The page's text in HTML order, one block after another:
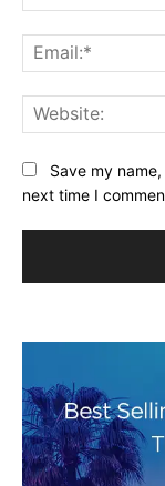
Save my
next time I